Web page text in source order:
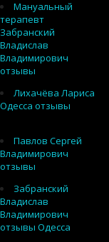
Мануальный
терапевт
Забранский
Владислав
Владимирович
отзывы
Лихачёва Лариса
Одесса отзывы
Павлов Сергей
Владимирович
отзывы
Забранский
Владислав
Владимирович
отзывы Одесса